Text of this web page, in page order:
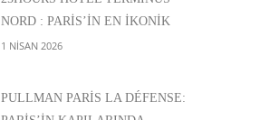
NORD : PARIS’IN EN IKONIK
GARLARINDAN BIRINE KARŞI
1 NISAN 2026
PULLMAN PARIS LA DÉFENSE: